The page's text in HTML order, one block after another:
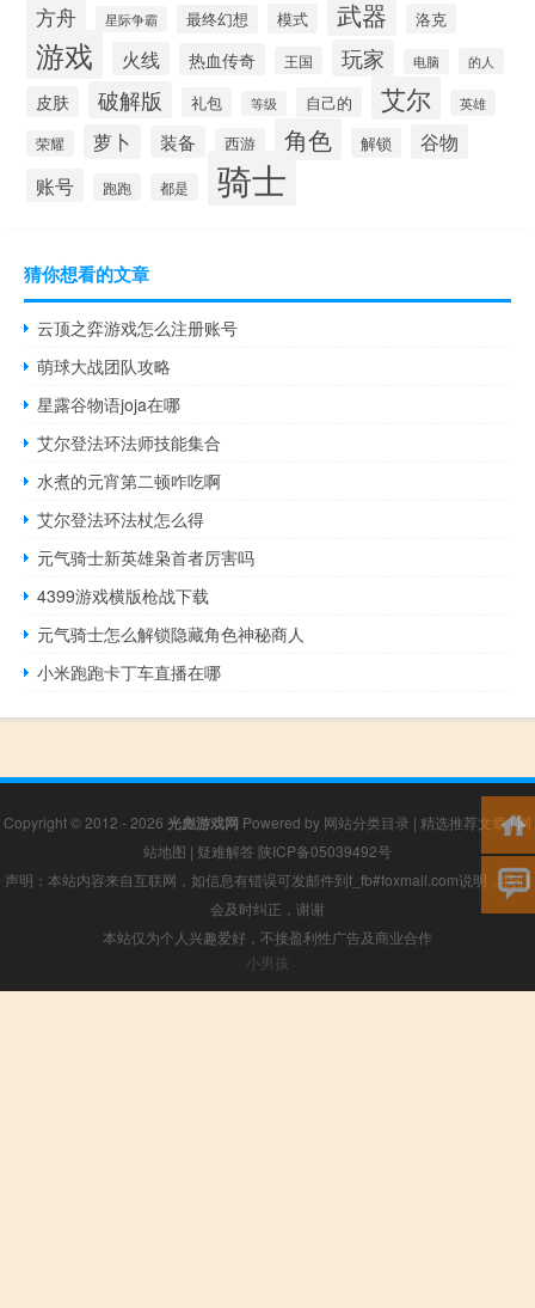
方舟 星际争霸 最终幻想 模式 武器 洛克
游戏 火线 热血传奇 王国 玩家 电脑 的人
皮肤 破解版 礼包 等级 自己的 艾尔 英雄
荣耀 萝卜 装备 西游 角色 解锁 谷物
账号 跑跑 都是 骑士
猜你想看的文章
云顶之弈游戏怎么注册账号
萌球大战团队攻略
星露谷物语joja在哪
艾尔登法环法师技能集合
水煮的元宵第二顿咋吃啊
艾尔登法环法杖怎么得
元气骑士新英雄枭首者厉害吗
4399游戏横版枪战下载
元气骑士怎么解锁隐藏角色神秘商人
小米跑跑卡丁车直播在哪
Copyright © 2012 - 2026 光彪游戏网 Powered by 网站分类目录 | 精选推荐文章|网
站地图 | 疑难解答 陕ICP备05039492号
声明：本站内容来自互联网，如信息有错误可发邮件到f_fb#foxmail.com说明，我们
会及时纠正，谢谢
本站仅为个人兴趣爱好，不接盈利性广告及商业合作
小男孩